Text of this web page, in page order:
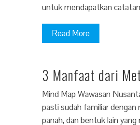
untuk mendapatkan
Read More
3 Manfaat dari
Mind Map Wawasan
pasti sudah familiar dengan
panah, dan bentuk lain